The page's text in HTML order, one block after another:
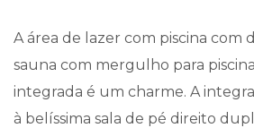
A área de lazer com piscina com
sauna com mergulho para
integrada é um charme. A
à belíssima sala de pé direito